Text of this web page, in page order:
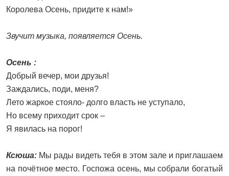
Королева Осень, придите к нам!»
Звучит музыка, появляется Осень.
Осень :
Добрый вечер, мои друзья!
Заждались, поди, меня?
Лето жаркое стояло- долго власть не уступало,
Но всему приходит срок –
Я явилась на порог!
Ксюша: Мы рады видеть тебя в этом зале и приглашаем
на почётное место. Госпожа осень, мы собрали богатый